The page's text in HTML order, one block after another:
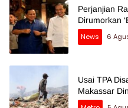
Perjanjian
Dirumorkan
News
6
Usai TPA
Makassar